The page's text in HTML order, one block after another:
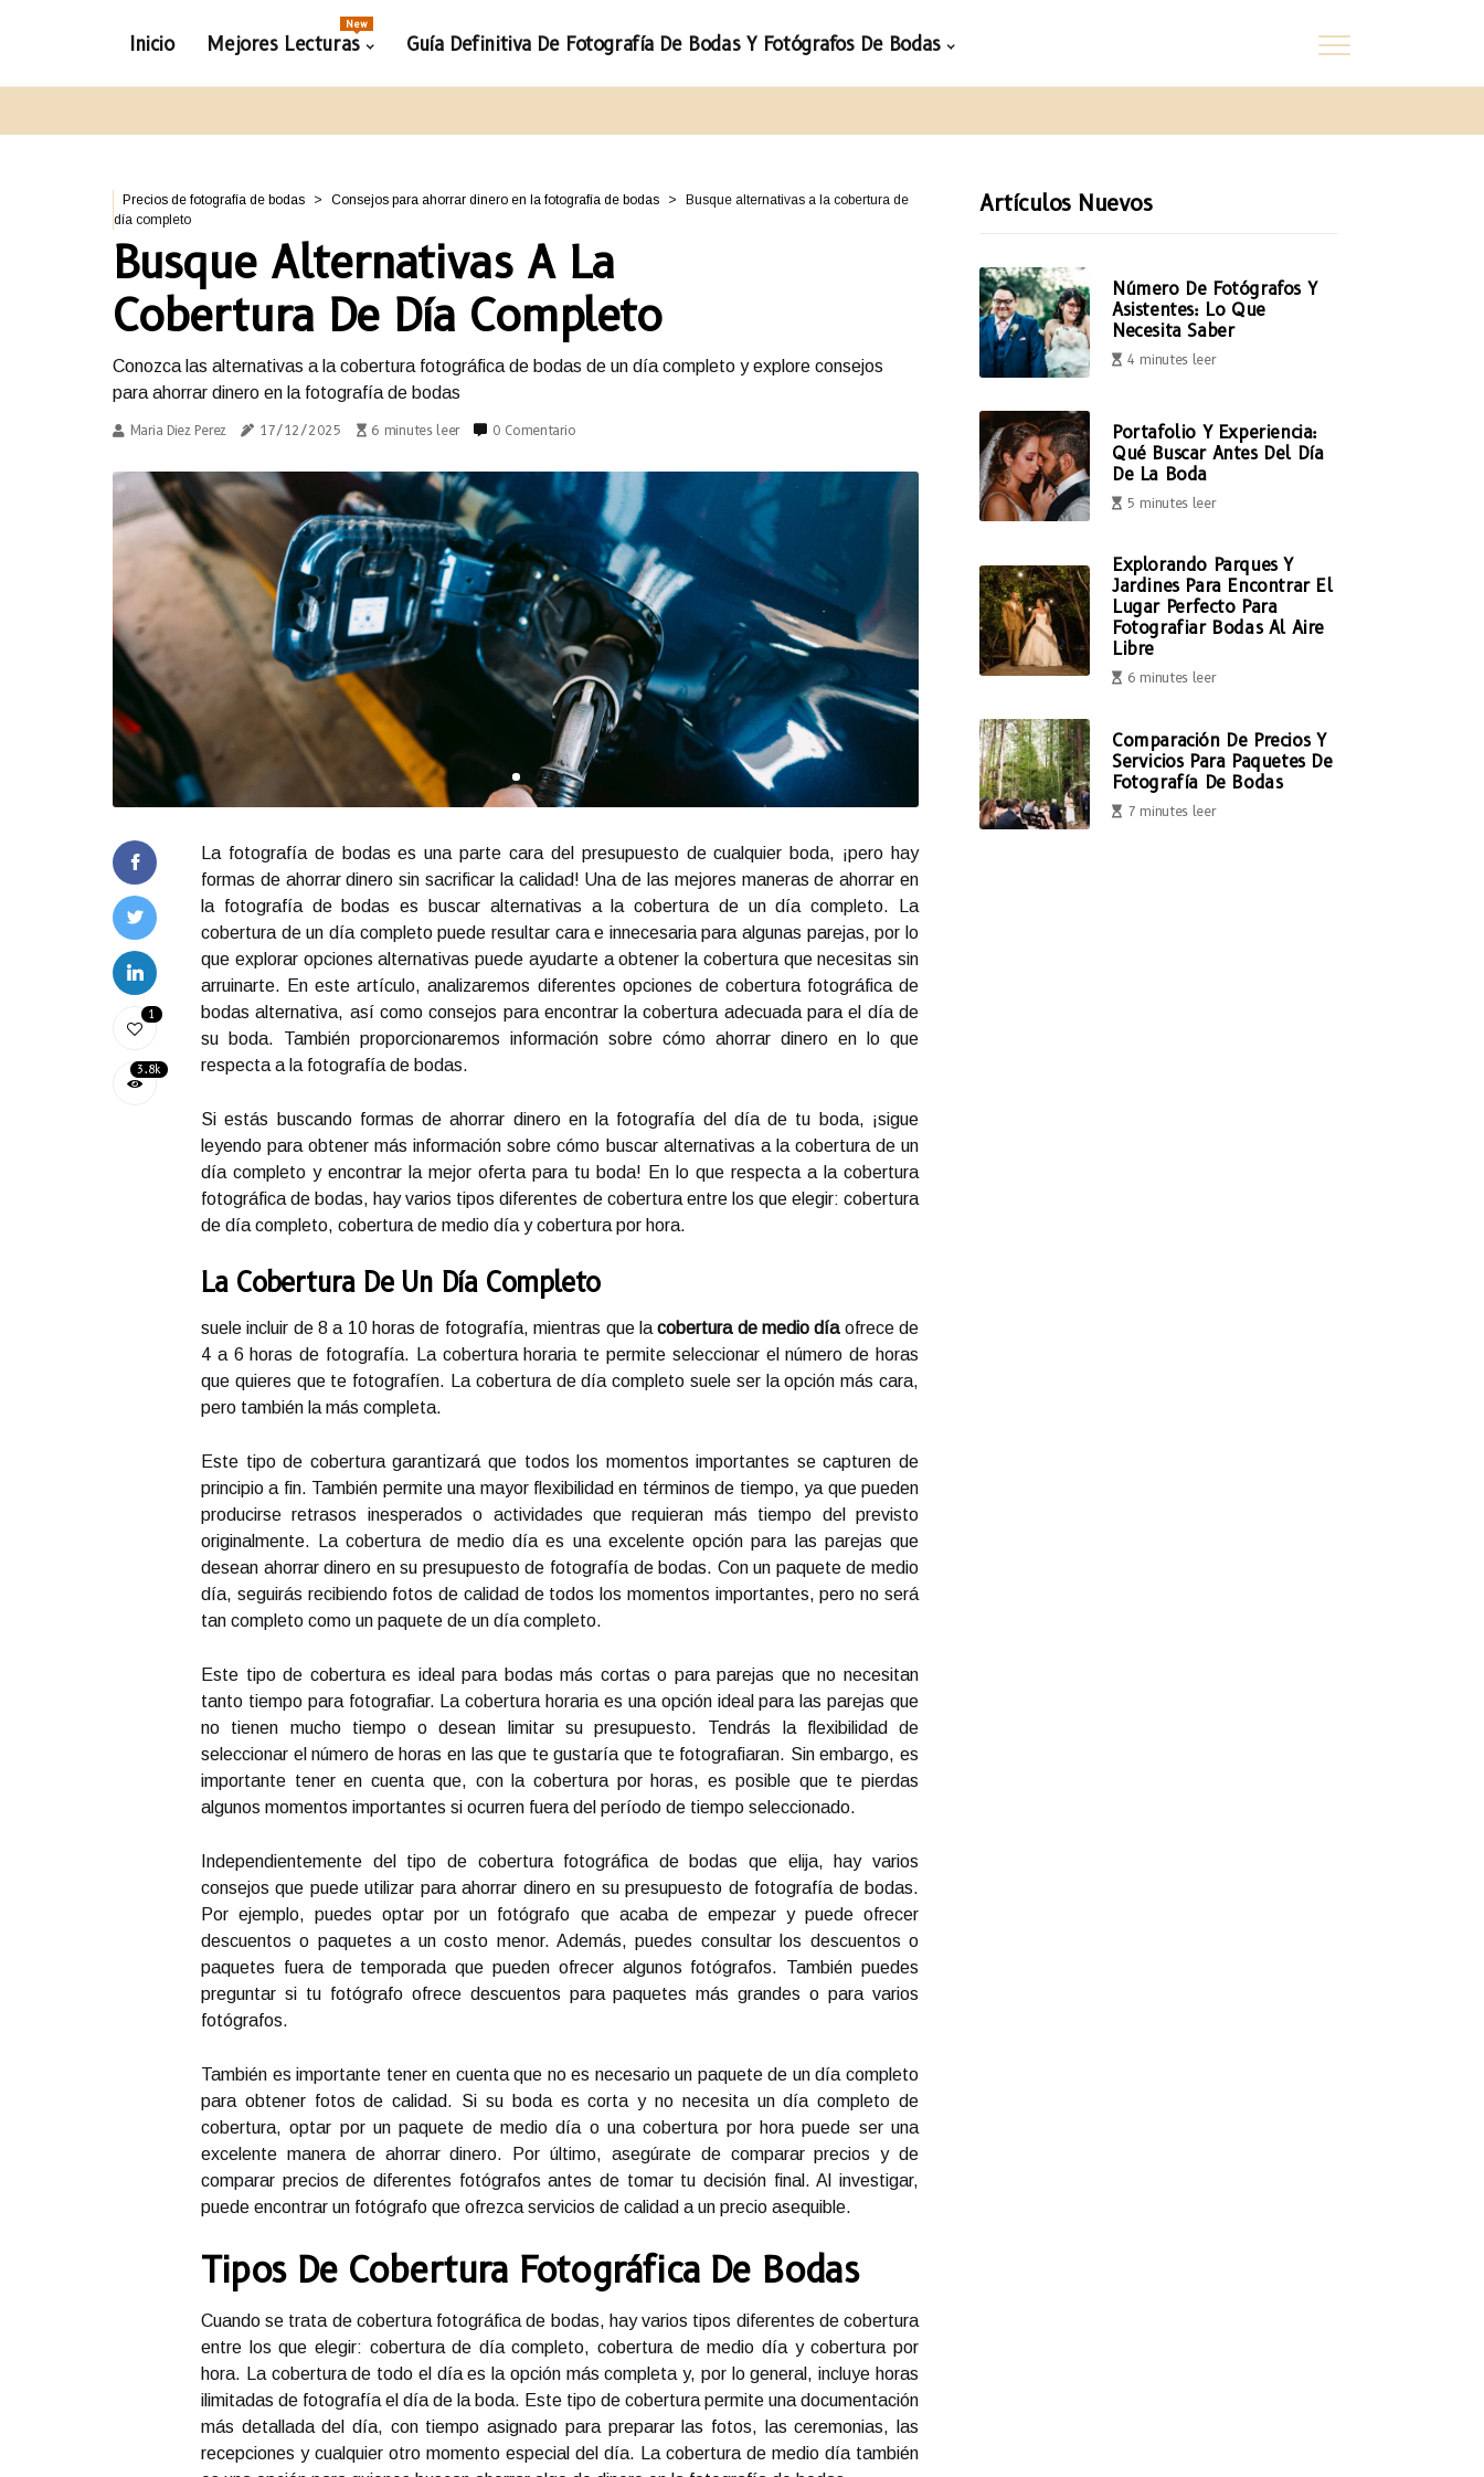
Inicio Mejores Lecturas
New
Guía Definitiva De Fotografía De Bodas Y Fotógrafos De Bodas
Precios de fotografía de bodas Consejos para ahorrar dinero en la fotografía de bodas
Busque alternativas a la cobertura de
día completo
Busque Alternativas A La
Cobertura De Día Completo
Conozca las alternativas a la cobertura fotográfica de bodas de un día completo y explore consejos
para ahorrar dinero en la fotografía de bodas
Maria Diez Perez 17/12/2025 6 minutes leer 0 Comentario
1
3.8k
La fotografía de bodas es una parte cara del presupuesto de cualquier boda, ¡pero hay
formas de ahorrar dinero sin sacrificar la calidad! Una de las mejores maneras de ahorrar en
la fotografía de bodas es buscar alternativas a la cobertura de un día completo. La
cobertura de un día completo puede resultar cara e innecesaria para algunas parejas, por lo
que explorar opciones alternativas puede ayudarte a obtener la cobertura que necesitas sin
arruinarte. En este artículo, analizaremos diferentes opciones de cobertura fotográfica de
bodas alternativa, así como consejos para encontrar la cobertura adecuada para el día de
su boda. También proporcionaremos información sobre cómo ahorrar dinero en lo que
respecta a la fotografía de bodas.
Si estás buscando formas de ahorrar dinero en la fotografía del día de tu boda, ¡sigue
leyendo para obtener más información sobre cómo buscar alternativas a la cobertura de un
día completo y encontrar la mejor oferta para tu boda! En lo que respecta a la cobertura
fotográfica de bodas, hay varios tipos diferentes de cobertura entre los que elegir: cobertura
de día completo, cobertura de medio día y cobertura por hora.
La Cobertura De Un Día Completo
suele incluir de 8 a 10 horas de fotografía, mientras que lacobertura de medio díaofrece de
4 a 6 horas de fotografía. La cobertura horaria te permite seleccionar el número de horas
que quieres que te fotografíen. La cobertura de día completo suele ser la opción más cara,
pero también la más completa.
Este tipo de cobertura garantizará que todos los momentos importantes se capturen de
principio a fin. También permite una mayor flexibilidad en términos de tiempo, ya que pueden
producirse retrasos inesperados o actividades que requieran más tiempo del previsto
originalmente. La cobertura de medio día es una excelente opción para las parejas que
desean ahorrar dinero en su presupuesto de fotografía de bodas. Con un paquete de medio
día, seguirás recibiendo fotos de calidad de todos los momentos importantes, pero no será
tan completo como un paquete de un día completo.
Este tipo de cobertura es ideal para bodas más cortas o para parejas que no necesitan
tanto tiempo para fotografiar. La cobertura horaria es una opción ideal para las parejas que
no tienen mucho tiempo o desean limitar su presupuesto. Tendrás la flexibilidad de
seleccionar el número de horas en las que te gustaría que te fotografiaran. Sin embargo, es
importante tener en cuenta que, con la cobertura por horas, es posible que te pierdas
algunos momentos importantes si ocurren fuera del período de tiempo seleccionado.
Independientemente del tipo de cobertura fotográfica de bodas que elija, hay varios
consejos que puede utilizar para ahorrar dinero en su presupuesto de fotografía de bodas.
Por ejemplo, puedes optar por un fotógrafo que acaba de empezar y puede ofrecer
descuentos o paquetes a un costo menor. Además, puedes consultar los descuentos o
paquetes fuera de temporada que pueden ofrecer algunos fotógrafos. También puedes
preguntar si tu fotógrafo ofrece descuentos para paquetes más grandes o para varios
fotógrafos.
También es importante tener en cuenta que no es necesario un paquete de un día completo
para obtener fotos de calidad. Si su boda es corta y no necesita un día completo de
cobertura, optar por un paquete de medio día o una cobertura por hora puede ser una
excelente manera de ahorrar dinero. Por último, asegúrate de comparar precios y de
comparar precios de diferentes fotógrafos antes de tomar tu decisión final. Al investigar,
puede encontrar un fotógrafo que ofrezca servicios de calidad a un precio asequible.
Tipos De Cobertura Fotográfica De Bodas
Cuando se trata de cobertura fotográfica de bodas, hay varios tipos diferentes de cobertura
entre los que elegir: cobertura de día completo, cobertura de medio día y cobertura por
hora. La cobertura de todo el día es la opción más completa y, por lo general, incluye horas
ilimitadas de fotografía el día de la boda. Este tipo de cobertura permite una documentación
más detallada del día, con tiempo asignado para preparar las fotos, las ceremonias, las
recepciones y cualquier otro momento especial del día. La cobertura de medio día también
Artículos Nuevos
Número De Fotógrafos Y
Asistentes: Lo Que
Necesita Saber
4 minutes leer
Portafolio Y Experiencia:
Qué Buscar Antes Del Día
De La Boda
5 minutes leer
Explorando Parques Y
Jardines Para Encontrar El
Lugar Perfecto Para
Fotografiar Bodas Al Aire
Libre
6 minutes leer
Comparación De Precios Y
Servicios Para Paquetes De
Fotografía De Bodas
7 minutes leer